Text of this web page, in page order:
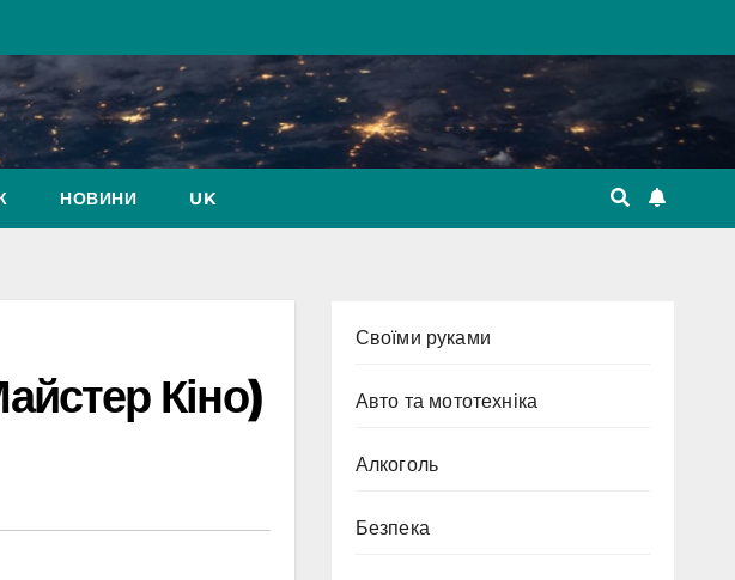
НОВИНИ UK
Кіно)
Cвоїми руками
Авто та мототехніка
Алкоголь
Безпека